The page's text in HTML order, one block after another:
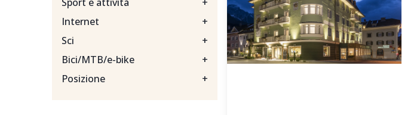
Internet
+
Sci
+
Bici/MTB/e-bike
+
Posizione
+